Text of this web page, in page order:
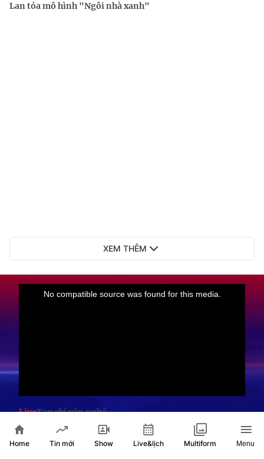
Lan tỏa mô hình "Ngôi nhà xanh"
XEM THÊM
LiveTạp chí văn nghệ
Home Tin mới Show Live&lịch Multiform Menu